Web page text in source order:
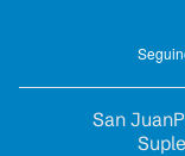
San Juan